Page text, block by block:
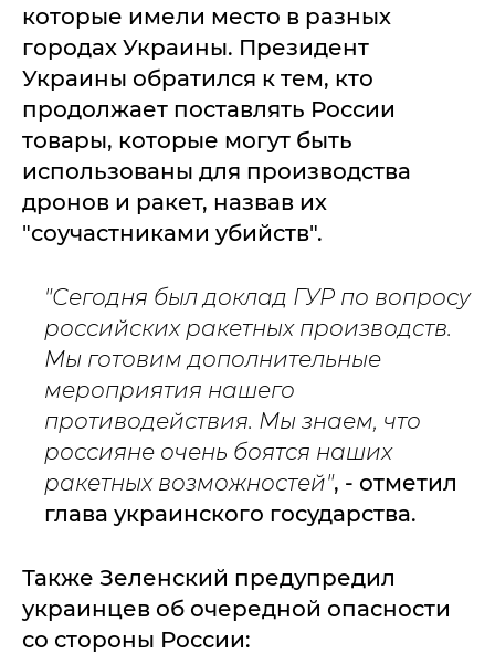
которые имели место в разных
городах Украины. Президент
Украины обратился к тем, кто
продолжает поставлять России
товары, которые могут быть
использованы для производства
дронов и ракет, назвав их
"соучастниками убийств".
"Сегодня был доклад ГУР по вопросу
российских ракетных производств.
Мы готовим дополнительные
мероприятия нашего
противодействия. Мы знаем, что
россияне очень боятся наших
ракетных возможностей", - отметил
глава украинского государства.
Также Зеленский предупредил
украинцев об очередной опасности
со стороны России: